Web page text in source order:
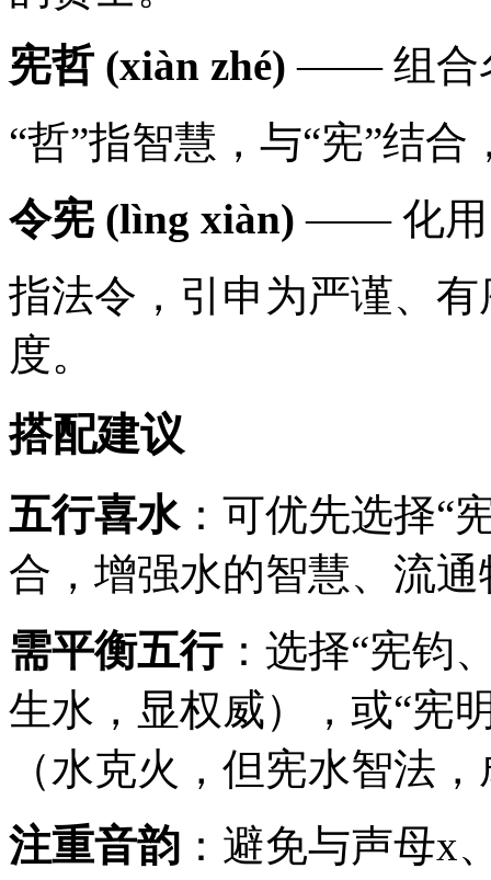
宪哲 (xiàn zhé) —— 组合
“哲”指智慧，与“宪”结
令宪 (lìng xiàn) —— 化用
指法令，引申为严谨、
度。
搭配建议
五行喜水：可优先选择“
合，增强水的智慧、流通
需平衡五行：选择“宪钧
生水，显权威），或“宪
（水克火，但宪水智法
注重音韵 ：避免与声母x